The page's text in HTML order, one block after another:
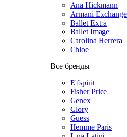
Ana Hickmann
Armani Exchange
Ballet Extra
Ballet Image
Carolina Herrera
Chloe
Все бренды
Elfspirit
Fisher Price
Genex
Glory
Guess
Hemme Paris